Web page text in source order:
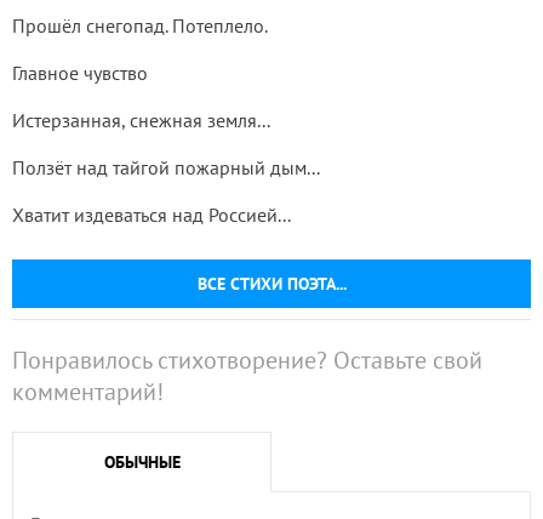
ВСЕ СТИХИ ПОЭТА...
Прошёл снегопад. Потеплело.
Главное чувство
Истерзанная, снежная земля...
Ползёт над тайгой пожарный дым...
Хватит издеваться над Россией...
Понравилось стихотворение? Оставьте свой
комментарий!
ОБЫЧНЫЕ